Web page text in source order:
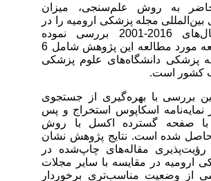
به روش علم‌سنجی، میزان
مجله‌ پزشکی ارومیه را در
فاصله سال‌های 2016-2001 بررسی نموده
است. جامعه مورد مطالعه این پژوهش شامل 6
پزشکی دانشگاه‌های علوم پزشکی
است.
بررسی با بهره‌گیری از جستجوی
نمایه‌نامه اسکاپوس استخراج و پس
با صفحه گسترده اکسل با روش
شده است. نتایج پژوهش نشان
رؤیت‌پذیری مقاله‌های چاپ‌شده در
ارومیه در مقایسه با سایر مجلات
از وضعیت مناسب‌تری برخوردار